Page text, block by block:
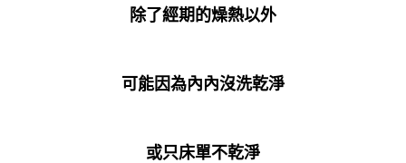
除了經期的燥熱以外
可能因為內內沒洗乾淨
或只床單不乾淨